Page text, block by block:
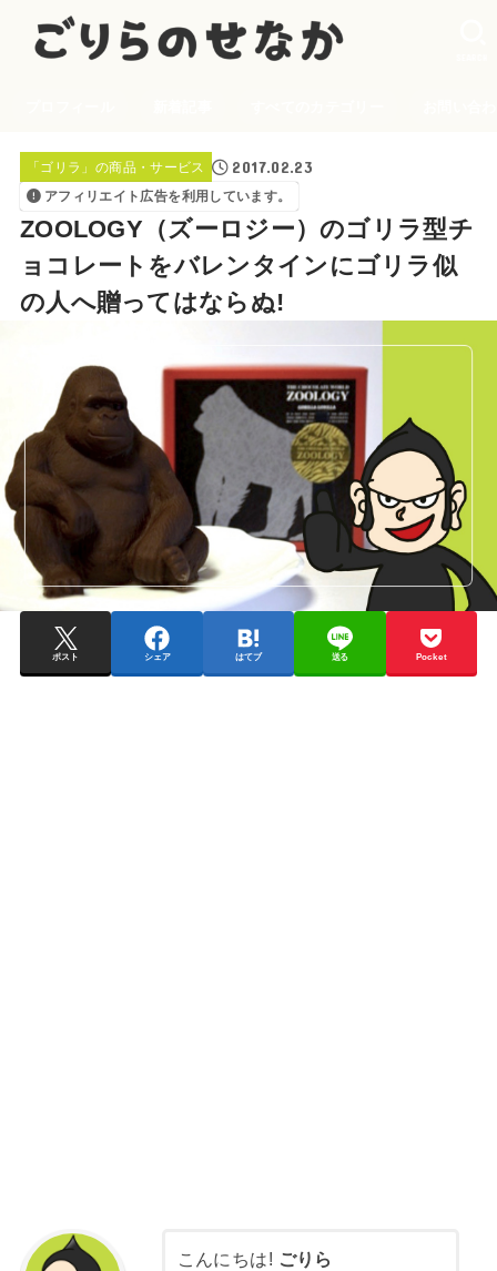
「ゴリラ」の商品・サービス 2017.02.23
アフィリエイト広告を利用しています。
ZOOLOGY（ズーロジー）のゴリラ型チ
ョコレートをバレンタインにゴリラ似
の人へ贈ってはならぬ!
ポスト シェア はてブ 送る Pocket
こんにちは! ごりら